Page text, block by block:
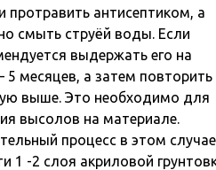
протравить антисептиком, а
смыть струёй воды. Если
выдержать его на
5 месяцев, а затем повторить
выше. Это необходимо для
высолов на материале.
процесс в этом
1 -2 слоя акриловой